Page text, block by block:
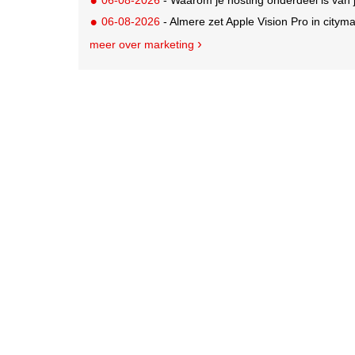
06-08-2026 - Almere zet Apple Vision Pro in
meer over marketing